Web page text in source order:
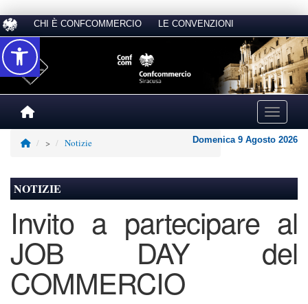
CHI È CONFCOMMERCIO LE CONVENZIONI
Toggle
> Notizie Domenica 9 Agosto 2026
NOTIZIE
Invito a partecipare al
JOB DAY del
COMMERCIO
Accessibilità